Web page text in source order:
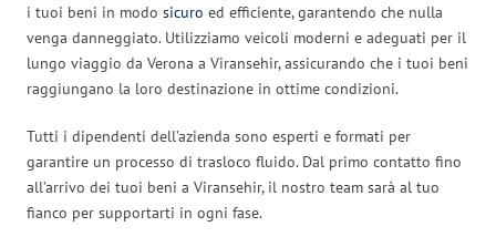
i tuoi beni in modo sicuro ed efficiente, garantendo che nulla
venga danneggiato. Utilizziamo veicoli moderni e adeguati per il
lungo viaggio da Verona a Viransehir, assicurando che i tuoi beni
raggiungano la loro destinazione in ottime condizioni.
Tutti i dipendenti dell’azienda sono esperti e formati per
garantire un processo di trasloco fluido. Dal primo contatto fino
all’arrivo dei tuoi beni a Viransehir, il nostro team sarà al tuo
fianco per supportarti in ogni fase.